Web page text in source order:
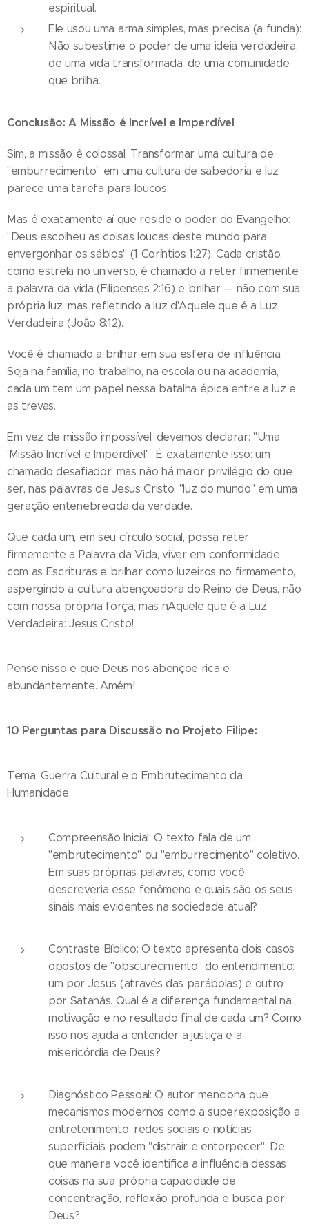
espiritual.
Ele usou uma arma simples, mas precisa (a funda):
Não subestime o poder de uma ideia verdadeira,
de uma vida transformada, de uma comunidade
que brilha.
Conclusão: A Missão é Incrível e Imperdível
Sim, a missão é colossal. Transformar uma cultura de
"emburrecimento" em uma cultura de sabedoria e luz
parece uma tarefa para loucos.
Mas é exatamente aí que reside o poder do Evangelho:
"Deus escolheu as coisas loucas deste mundo para
envergonhar os sábios" (1 Coríntios 1:27). Cada cristão,
como estrela no universo, é chamado a reter firmemente
a palavra da vida (Filipenses 2:16) e brilhar — não com sua
própria luz, mas refletindo a luz d'Aquele que é a Luz
Verdadeira (João 8:12).
Você é chamado a brilhar em sua esfera de influência.
Seja na família, no trabalho, na escola ou na academia,
cada um tem um papel nessa batalha épica entre a luz e
as trevas.
Em vez de missão impossível, devemos declarar: "Uma
'Missão Incrível e Imperdível'". É exatamente isso: um
chamado desafiador, mas não há maior privilégio do que
ser, nas palavras de Jesus Cristo, "luz do mundo" em uma
geração entenebrecida da verdade.
Que cada um, em seu círculo social, possa reter
firmemente a Palavra da Vida, viver em conformidade
com as Escrituras e brilhar como luzeiros no firmamento,
aspergindo a cultura abençoadora do Reino de Deus, não
com nossa própria força, mas nAquele que é a Luz
Verdadeira: Jesus Cristo!
Pense nisso e que Deus nos abençoe rica e
abundantemente. Amém!
10 Perguntas para Discussão no Projeto Filipe:
Tema: Guerra Cultural e o Embrutecimento da
Humanidade
Compreensão Inicial: O texto fala de um
"embrutecimento" ou "emburrecimento" coletivo.
Em suas próprias palavras, como você
descreveria esse fenômeno e quais são os seus
sinais mais evidentes na sociedade atual?
Contraste Bíblico: O texto apresenta dois casos
opostos de "obscurecimento" do entendimento:
um por Jesus (através das parábolas) e outro
por Satanás. Qual é a diferença fundamental na
motivação e no resultado final de cada um? Como
isso nos ajuda a entender a justiça e a
misericórdia de Deus?
Diagnóstico Pessoal: O autor menciona que
mecanismos modernos como a superexposição a
entretenimento, redes sociais e notícias
superficiais podem "distrair e entorpecer". De
que maneira você identifica a influência dessas
coisas na sua própria capacidade de
concentração, reflexão profunda e busca por
Deus?